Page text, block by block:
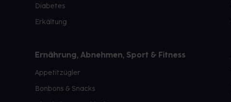
Diabetes
Erkältung
Ernährung, Abnehmen, Sport & Fitness
Appetitzügler
Bonbons & Snacks